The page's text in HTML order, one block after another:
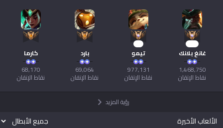
136
غانغ بلانك
نقاط الإتقان
91
تيمو
نقاط الإتقان
بارد
نقاط الإتقان
كارما
نقاط الإتقان
رؤية المزيد
الألعاب الأخيرة